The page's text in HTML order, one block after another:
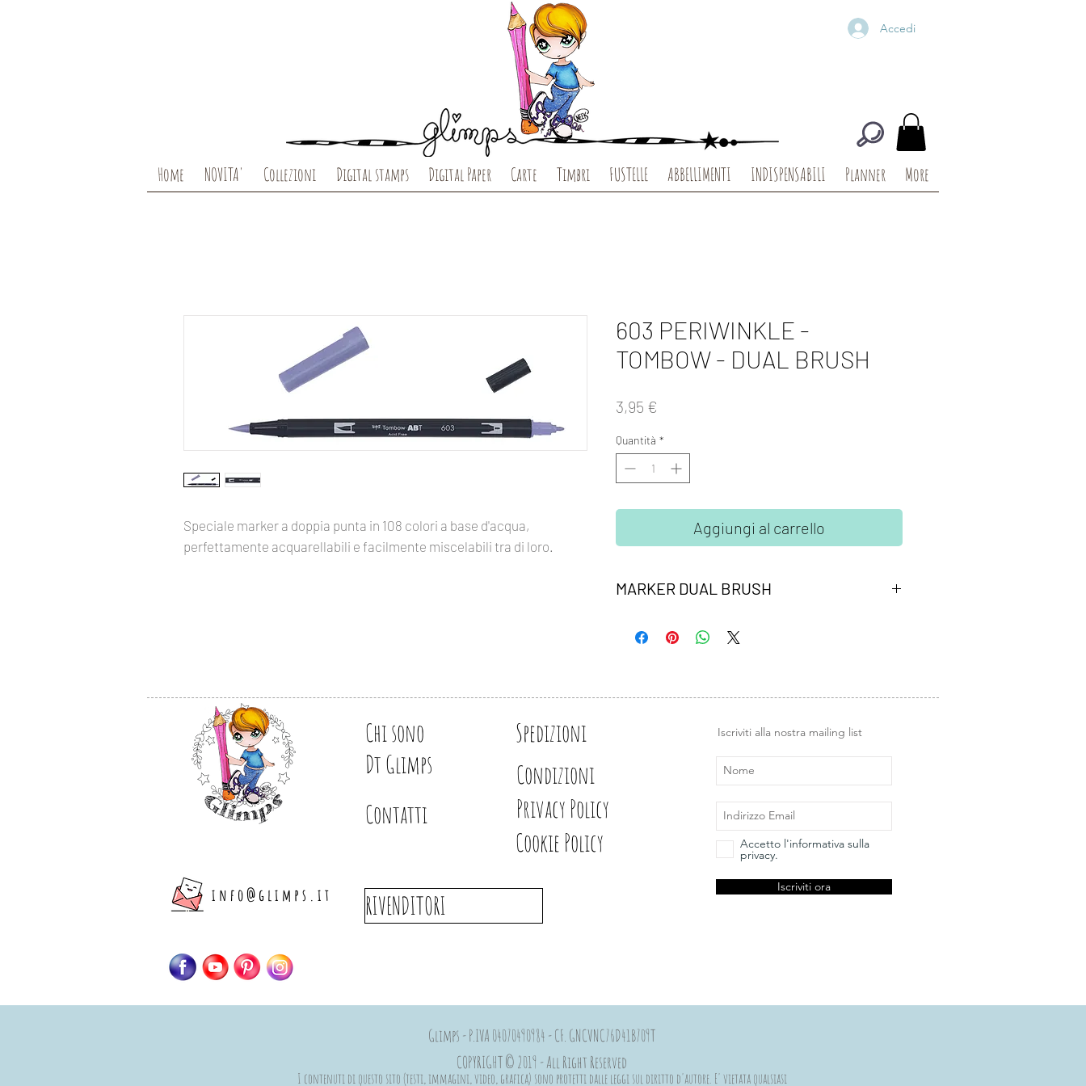
Accedi
Home NOVITA' Collezioni Digital stamps Digital Paper Carte Timbri FUSTELLE ABBELLIMENTI INDISPENSABILI Planner More
Speciale marker a doppia punta in 108 colori a base d'acqua,
perfettamente acquarellabili e facilmente miscelabili tra di loro.
603 PERIWINKLE -
TOMBOW - DUAL BRUSH
3,95 €
Quantità *
Aggiungi al carrello
MARKER DUAL BRUSH
la punta fine è perfetta per tracciare linee precise, la
Iscriviti alla nostra mailing list
Accetto l'informativa sulla
privacy.
Iscriviti ora
Chi sono
Dt Glimps
Contatti
Privacy Policy
Spedizioni
Condizioni
Cookie Policy
info@glimps.it RIVENDITORI
Glimps - P.IVA 04070490984 - CF. GNCVNC76D41B709T
COPYRIGHT © 2019 - All Right Reserved
I contenuti di questo sito (testi, immagini, video, grafica) sono protetti dalle leggi sul diritto d'autore. E' vietata qualsiasi